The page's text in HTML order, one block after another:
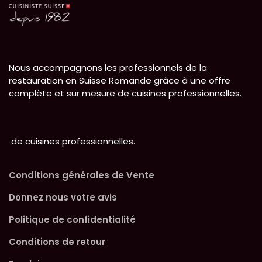
l'avant).
Certifié NF Hygiène
alimentaire.
Nous accompagnons les professionnels de la
restauration en Suisse Romande grâce à une offre
complète et sur mesure de cuisines professionnelles.
de cuisines professionnelles.
Conditions générales de Vente
Donnez nous votre avis
Politique de confidentialité
Conditions de retour